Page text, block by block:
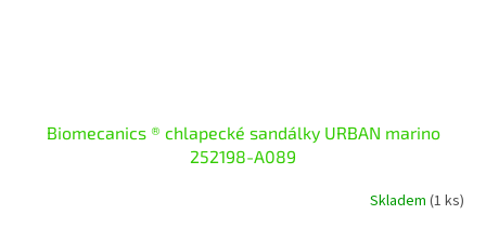
Biomecanics ® chlapecké sandálky URBAN marino
252198-A089
Skladem (1 ks)